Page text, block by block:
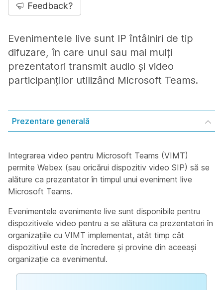
Feedback?
Evenimentele live sunt IP întâlniri de tip
difuzare, în care unul sau mai mulți
prezentatori transmit audio și video
participanților utilizând Microsoft Teams.
Prezentare generală
Integrarea video pentru Microsoft Teams (VIMT)
permite Webex (sau oricărui dispozitiv video SIP) să se
alăture ca prezentator în timpul unui eveniment live
Microsoft Teams.
Evenimentele evenimente live sunt disponibile pentru
dispozitivele video pentru a se alătura ca prezentatori în
organizațiile cu VIMT implementat, atât timp cât
dispozitivul este de încredere și provine din aceeași
organizație ca evenimentul.